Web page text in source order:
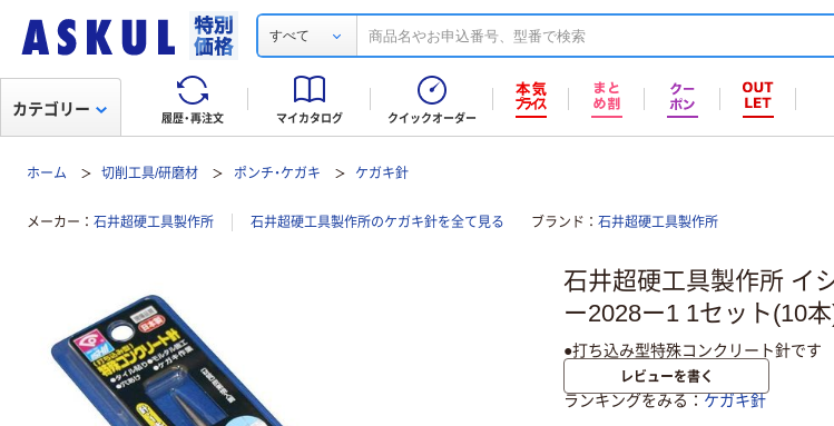
すべて
履歴・再注文 マイカタログ クイックオーダー
カテゴリー
ホーム 切削工具/研磨材 ポンチ・ケガキ ケガキ針
メーカー 石井超硬工具製作所 石井超硬工具製作所のケガキ針を全て見る ブランド 石井超硬工具製作所
石井超硬工具製作所 イ
ー2028ー1 1セット(10本)
●打ち込み型特殊コンクリート針です
レビューを書く
ランキングをみる ケガキ針